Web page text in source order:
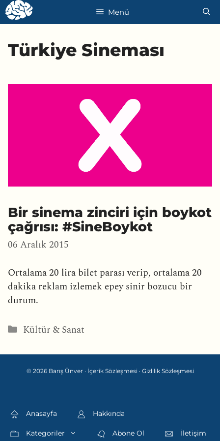
İçeriğe
atla
Menü
Türkiye Sineması
Bir sinema zinciri için boykot
çağrısı: #SineBoykot
06 Aralık 2015
Ortalama 20 lira bilet parası verip, ortalama 20
dakika reklam izlemek epey sinir bozucu bir
durum.
Kategoriler
Kültür & Sanat
© 2026 Barış Ünver · İçerik Sözleşmesi · Gizlilik Sözleşmesi
Anasayfa Hakkında
Kategoriler Abone Ol İletişim